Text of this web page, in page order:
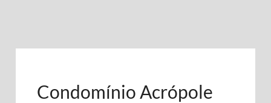
Condomínio Acrópole